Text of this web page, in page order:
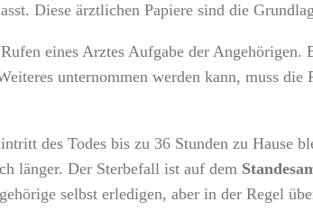
Diese ärztlichen Papiere sind die
eines Arztes Aufgabe der
unternommen werden kann, muss die
des Todes bis zu 36 Stunden zu Hause
länger. Der Sterbefall ist auf dem
selbst erledigen, aber in der Regel